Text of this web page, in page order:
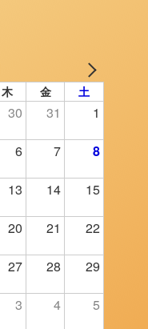
木 金 土
30 31 1
6 7 8
13 14 15
20 21 22
27 28 29
3 4 5